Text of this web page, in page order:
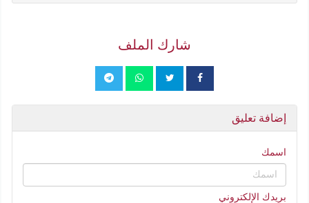
شارك الملف
إضافة تعليق
اسمك
بريدك الإلكتروني